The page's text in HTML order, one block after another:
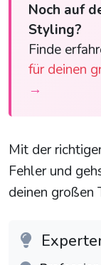
Noch auf
Styling?
Finde
für deinen
→
Mit der
Fehler und
deinen großen